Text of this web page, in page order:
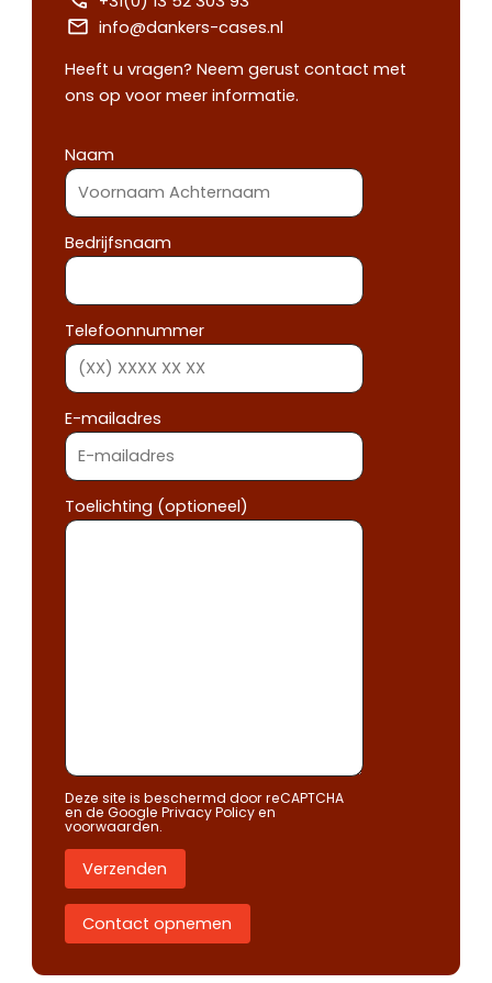
info@dankers-cases.nl
Heeft u vragen? Neem gerust contact met
ons op voor meer informatie.
Naam
Bedrijfsnaam
Telefoonnummer
E-mailadres
Toelichting (optioneel)
Deze site is beschermd door reCAPTCHA
en de Google Privacy Policyen
voorwaarden.
Verzenden
Contact opnemen